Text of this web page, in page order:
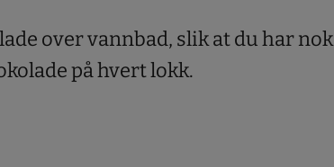
over vannbad, slik at du har nok
på hvert lokk.